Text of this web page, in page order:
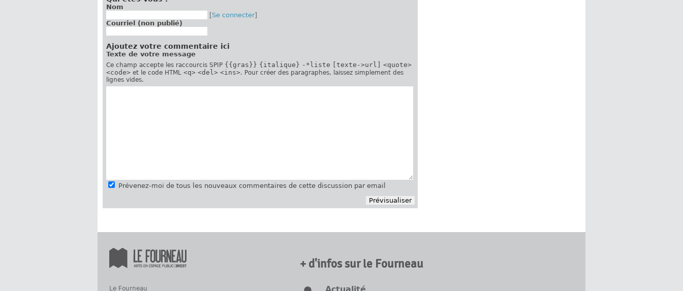
Nom
[Se connecter]
Courriel (non publié)
Ajoutez votre commentaire ici
Texte de votre message
Ce champ accepte les raccourcis SPIP {{gras}} {italique} -*liste [texte->url]
<quote>
<code> et le code HTML <q> <del> <ins>. Pour créer des paragraphes, laissez simplement des
lignes vides.
Prévenez-moi de tous les nouveaux commentaires de cette discussion par email
Le Fourneau
+ d'infos sur le Fourneau